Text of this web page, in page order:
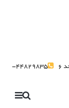
44829835-